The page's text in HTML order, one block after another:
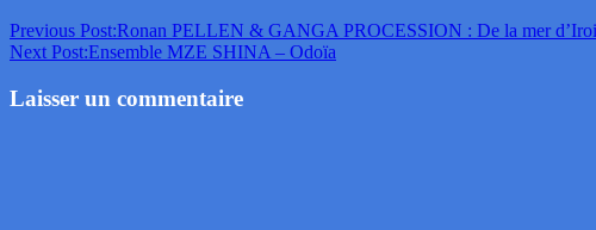
Previous Post:Ronan PELLEN & GANGA PROCESSION : De la mer
Next Post:Ensemble MZE SHINA – Odoïa
Laisser un commentaire